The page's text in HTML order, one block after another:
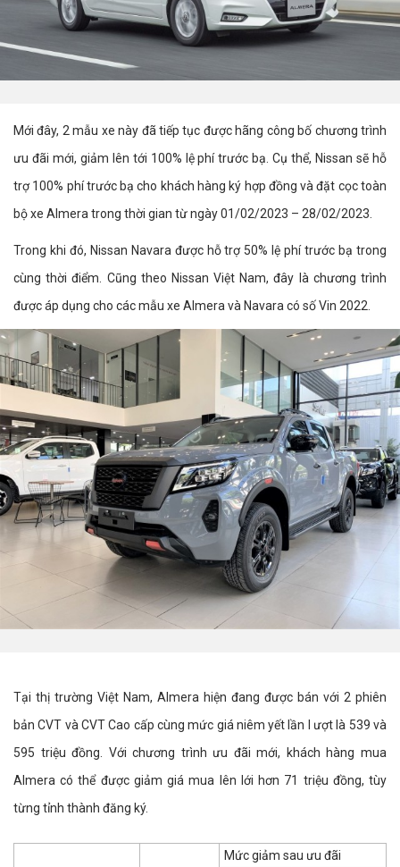
Mới đây, 2 mẫu xe này đã tiếp tục được hãng công bố chương trình
ưu đãi mới, giảm lên tới 100% lệ phí trước bạ. Cụ thể, Nissan sẽ hỗ
trợ 100% phí trước bạ cho khách hàng ký hợp đồng và đặt cọc toàn
bộ xe Almera trong thời gian từ ngày 01/02/2023 – 28/02/2023.
Trong khi đó, Nissan Navara được hỗ trợ 50% lệ phí trước bạ trong
cùng thời điểm. Cũng theo Nissan Việt Nam, đây là chương trình
được áp dụng cho các mẫu xe Almera và Navara có số Vin 2022.
Tại thị trường Việt Nam, Almera hiện đang được bán với 2 phiên
bản CVT và CVT Cao cấp cùng mức giá niêm yết lần l ượt là 539 và
595 triệu đồng. Với chương trình ưu đãi mới, khách hàng mua
Almera có thể được giảm giá mua lên lới hơn 71 triệu đồng, tùy
từng tỉnh thành đăng ký.
Mức giảm sau ưu đãi